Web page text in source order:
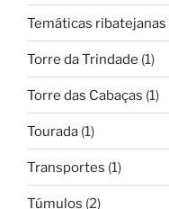
Temáticas ribatejanas
Torre da Trindade (1)
Torre das Cabaças (1)
Tourada (1)
Transportes (1)
Túmulos (2)